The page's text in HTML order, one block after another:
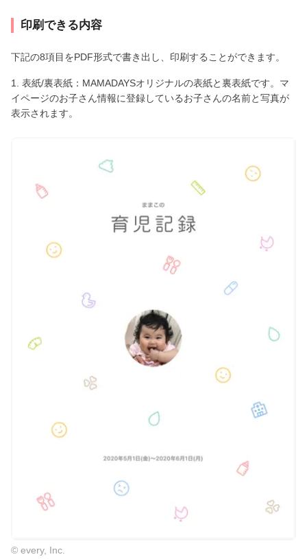
印刷できる内容
下記の8項目をPDF形式で書き出し、印刷することができます。
1. 表紙/裏表紙：MAMADAYSオリジナルの表紙と裏表紙です。マ
イページのお子さん情報に登録しているお子さんの名前と写真が
表示されます。
© every, Inc.